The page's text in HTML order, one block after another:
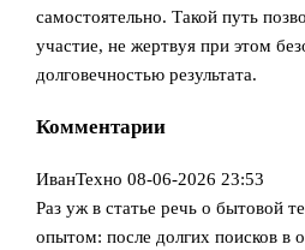
самостоятельно. Такой путь
участие, не жертвуя при этом
долговечностью результата.
Комментарии
ИванТехно 08-06-2026 23:53
Раз уж в статье речь о бытовой
опытом: после долгих поисков в